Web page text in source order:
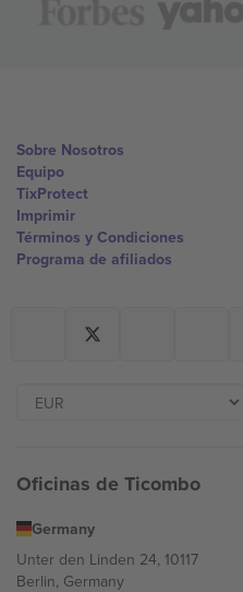
Sobre Nosotros
Equipo
TixProtect
Imprimir
Términos y Condiciones
Programa de afiliados
Oficinas de Ticombo
Germany
Unter den Linden 24, 10117
Berlin, Germany